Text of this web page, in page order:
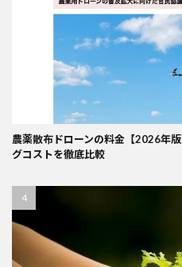
農薬散布ドローンの料金【2026年
グコストを徹底比較